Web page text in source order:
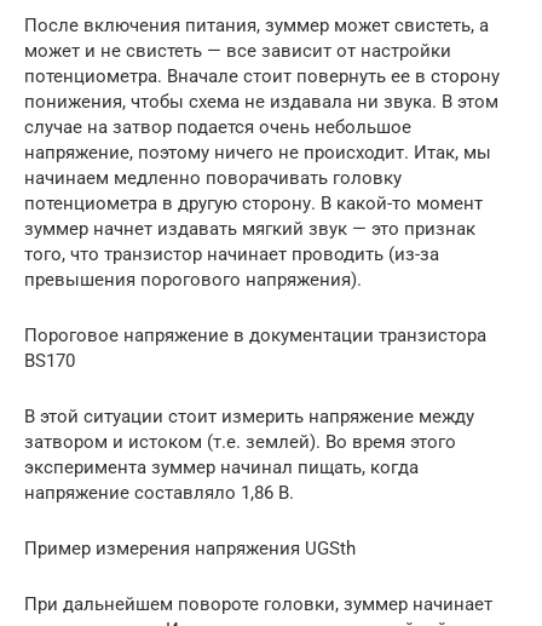
После включения питания, зуммер может свистеть, а
может и не свистеть — все зависит от настройки
потенциометра. Вначале стоит повернуть ее в сторону
понижения, чтобы схема не издавала ни звука. В этом
случае на затвор подается очень небольшое
напряжение, поэтому ничего не происходит. Итак, мы
начинаем медленно поворачивать головку
потенциометра в другую сторону. В какой-то момент
зуммер начнет издавать мягкий звук — это признак
того, что транзистор начинает проводить (из-за
превышения порогового напряжения).
Пороговое напряжение в документации транзистора
BS170
В этой ситуации стоит измерить напряжение между
затвором и истоком (т.е. землей). Во время этого
эксперимента зуммер начинал пищать, когда
напряжение составляло 1,86 В.
Пример измерения напряжения UGSth
При дальнейшем повороте головки, зуммер начинает